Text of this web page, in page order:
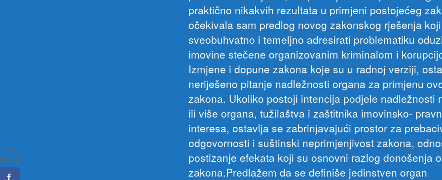
praktično nikakvih rezultata u primjeni postojećeg
očekivala sam predlog novog zakonskog rješenja
sveobuhvatno i temeljno adresirati problematiku
imovine stečene organizovanim kriminalom i
Izmjene i dopune zakona koje su u radnoj verziji,
neriješeno pitanje nadležnosti organa za primjenu
zakona. Ukoliko postoji intencija podjele nadležnosti
ili više organa, tužilaštva i zaštitnika imovinsko-
interesa, ostavlja se zabrinjavajući prostor za
odgovornosti i suštinski neprimjenjivost zakona,
postizanje efekata koji su osnovni razlog donošenja
zakona.Predlažem da se definiše jedinstven organ
0
SHARES